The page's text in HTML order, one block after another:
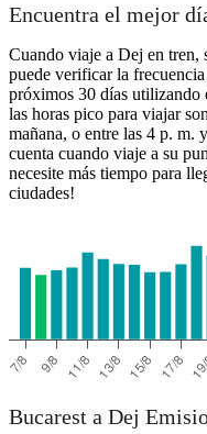
Encuentra el mejor
Cuando viaje a Dej en tren,
puede verificar la
próximos 30 días
las horas pico para viajar
mañana, o entre las 4 p. m.
cuenta cuando viaje a su
necesite más tiempo para
ciudades!
Bucarest a Dej